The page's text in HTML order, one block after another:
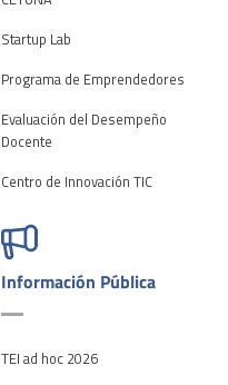
Startup Lab
Programa de Emprendedores
Evaluación del Desempeño
Docente
Centro de Innovación TIC
Información Pública
TEI ad hoc 2026